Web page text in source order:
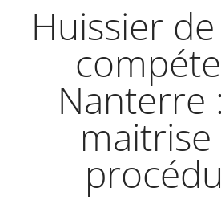
Huissier
Nanterre
maitrise